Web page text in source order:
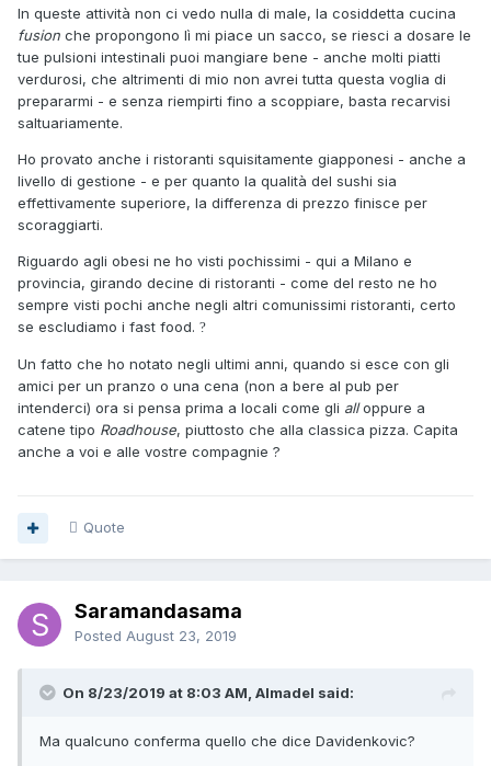
In queste attività non ci vedo nulla di male, la cosiddetta cucina
fusion che propongono lì mi piace un sacco, se riesci a dosare le
tue pulsioni intestinali puoi mangiare bene - anche molti piatti
verdurosi, che altrimenti di mio non avrei tutta questa voglia di
prepararmi - e senza riempirti fino a scoppiare, basta recarvisi
saltuariamente.
Ho provato anche i ristoranti squisitamente giapponesi - anche a
livello di gestione - e per quanto la qualità del sushi sia
effettivamente superiore, la differenza di prezzo finisce per
scoraggiarti.
Riguardo agli obesi ne ho visti pochissimi - qui a Milano e
provincia, girando decine di ristoranti - come del resto ne ho
sempre visti pochi anche negli altri comunissimi ristoranti, certo
se escludiamo i fast food. ?
Un fatto che ho notato negli ultimi anni, quando si esce con gli
amici per un pranzo o una cena (non a bere al pub per
intenderci) ora si pensa prima a locali come gli alloppure a
catene tipo Roadhouse, piuttosto che alla classica pizza. Capita
anche a voi e alle vostre compagnie ?
Quote
Saramandasama
Posted August 23, 2019
On 8/23/2019 at 8:03 AM, Almadel said:
Ma qualcuno conferma quello che dice Davidenkovic?